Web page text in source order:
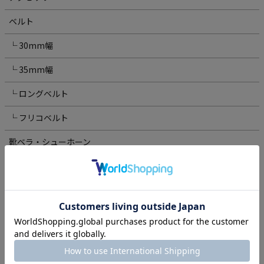
ベルト
└ 30mm幅
└ 35mm幅
└ ロングベルト
└ フリコベルト
靴ベラ・シューホーン
ウォッチバンド・ウォッチベルト
キーケース
ケアグッズ